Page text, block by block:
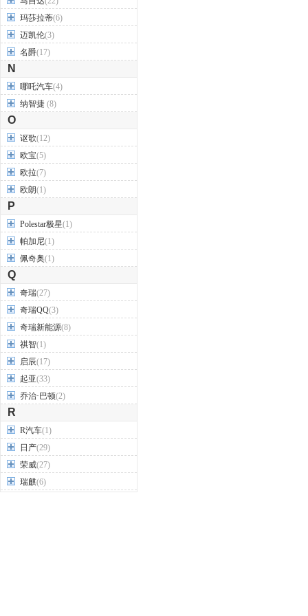
玛莎拉蒂(6)
迈凯伦(3)
名爵(17)
N
哪吒汽车(4)
纳智捷 (8)
O
讴歌(12)
欧宝(5)
欧拉(7)
欧朗(1)
P
Polestar极星(1)
帕加尼(1)
佩奇奥(1)
Q
奇瑞(27)
奇瑞QQ(3)
奇瑞新能源(8)
祺智(1)
启辰(17)
起亚(33)
乔治·巴顿(2)
R
R汽车(1)
日产(29)
荣威(27)
瑞麒(6)